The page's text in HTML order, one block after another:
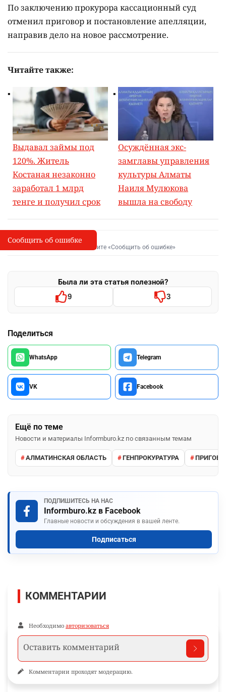
По заключению прокурора кассационный суд
отменил приговор и постановление апелляции,
направив дело на новое рассмотрение.
Читайте также:
Выдавал займы под
120%. Житель
Костаная незаконно
заработал 1 млрд
тенге и получил срок
Осуждённая экс-
замглавы управления
культуры Алматы
Наиля Мулюкова
вышла на свободу
I
Сообщить об опечатке
Выделите фрагмент и нажмите «Сообщить об ошибке»
Была ли эта статья полезной?
9 3
Поделиться
WhatsApp Telegram
VK Facebook
Ещё по теме
Новости и материалы Informburo.kz по связанным темам
АЛМАТИНСКАЯ ОБЛАСТЬ ГЕНПРОКУРАТУРА
ПОДПИШИТЕСЬ НА НАС
Informburo.kz в Facebook
Главные новости и обсуждения в вашей ленте.
Подписаться
Сообщить об ошибке
КОММЕНТАРИИ
Необходимо авторизоваться
Комментарии проходят модерацию.